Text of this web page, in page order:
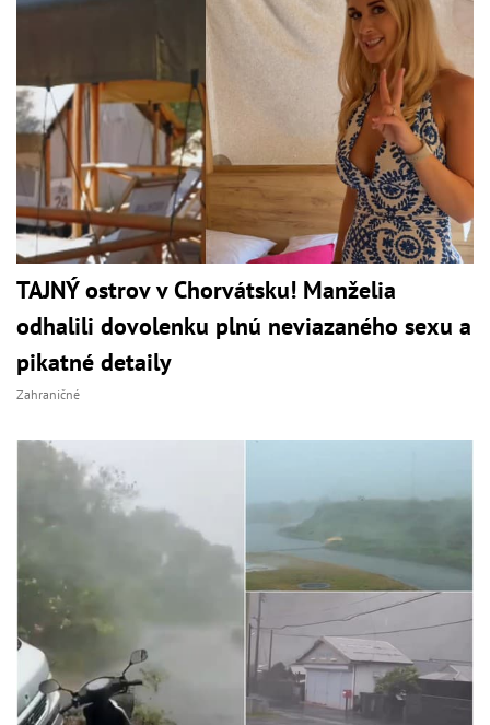
TAJNÝ ostrov v Chorvátsku! Manželia
odhalili dovolenku plnú neviazaného sexu a
pikatné detaily
Zahraničné